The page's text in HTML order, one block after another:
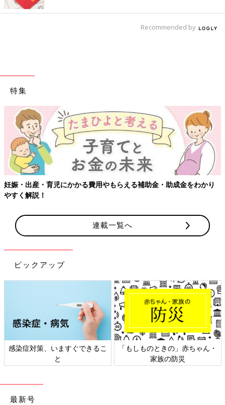
Recommended by
特集
【ワクチン接種できるものも】妊婦の感染症対策、知っておいて
連載一覧へ
ピックアップ
・
日本外来小児科学会リーフレッ
六星占術 細木かおりさんの
相談
最新号